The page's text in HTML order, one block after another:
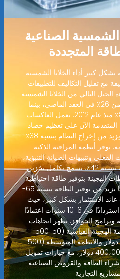
الشمسية الصناعية
المتجددة
كبير أداء الخلايا الشمسية
مع تقليل التكاليف للتطبيقات
الجيل التالي من الخلايا الشمسية
الصناعية من 18٪ إلى أكثر من 26٪ في العقد الماضي، بينما
انخفضت التكاليف بنسبة 85٪ منذ عام 2012. تعمل العاكسات
الآن على تعظيم حصاد
الطاقة من كل محطة، مما يزيد من إخراج النظام بنسبة 38٪
توفر أنظمة المراقبة الذكية
وتنبيهات الصيانة التنبؤية،
مما يقلل التكاليف التشغيلية بنسبة 42٪. يسمح تكامل تخزين
الهجينة بتوفير طاقة احتياطية
وتحسين وقت الاستخدام، مما يزيد من توفير الطاقة بنسبة 65-
عائد الاستثمار بشكل كبير، حيث
تحقق المشاريع الهجينة عادةً استردادًا في 6-10 سنوات اعتمادًا
وبرامج الحوافز. تظهر اتجاهات
التسعير الأخيرة أن الأنظمة الهجينة القياسية (50-500
كيلوواط) تبدأ من 80،000 دولار والأنظمة المتوسطة (500
كيلوواط-2 ميجاواط) من 400،000 دولار، مع خيارات تمويل
الطاقة والقروض الصناعية